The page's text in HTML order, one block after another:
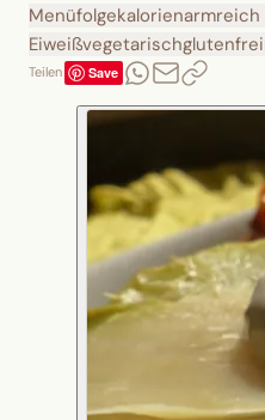
Menüfolgekalorienarmreich
Eiweißvegetarischglutenfrei
Teilen Save